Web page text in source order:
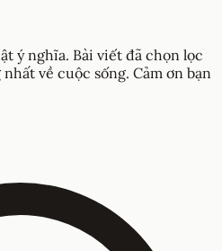
ý nghĩa. Bài viết đã chọn lọc
về cuộc sống. Cảm ơn bạn